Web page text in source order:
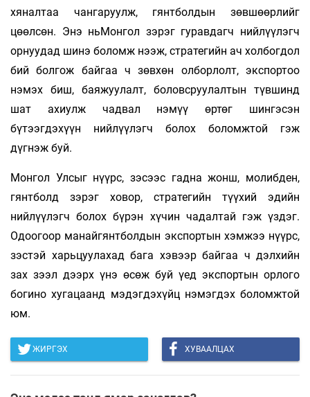
хяналтаа чангаруулж, гянтболдын зөвшөөрлийг
цөөлсөн. Энэ ньМонгол зэрэг гуравдагч нийлүүлэгч
орнуудад шинэ боломж нээж, стратегийн ач холбогдол
бий болгож байгаа ч зөвхөн олборлолт, экспортоо
нэмэх биш, баяжуулалт, боловсруулалтын түвшинд
шат ахиулж чадвал нэмүү өртөг шингэсэн
бүтээгдэхүүн нийлүүлэгч болох боломжтой гэж
дүгнэж буй.
Монгол Улсыг нүүрс, зэсээс гадна жонш, молибден,
гянтболд зэрэг ховор, стратегийн түүхий эдийн
нийлүүлэгч болох бүрэн хүчин чадалтай гэж үздэг.
Одоогоор манайгянтболдын экспортын хэмжээ нүүрс,
зэстэй харьцуулахад бага хэвээр байгаа ч дэлхийн
зах зээл дээрх үнэ өсөж буй үед экспортын орлого
богино хугацаанд мэдэгдэхүйц нэмэгдэх боломжтой
юм.
ЖИРГЭХ ХУВААЛЦАХ